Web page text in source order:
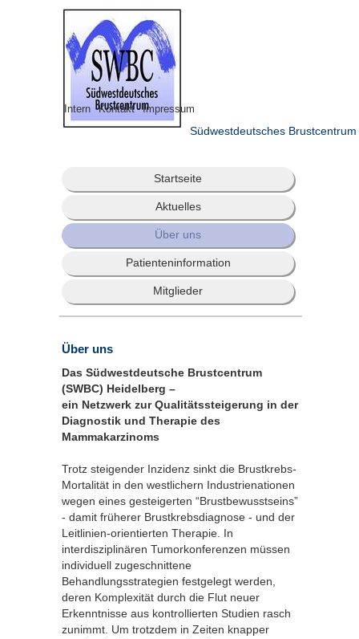
Intern Kontakt Impressum
Südwestdeutsches Brustcentrum
Startseite
Aktuelles
Über uns
Patienteninformation
Mitglieder
Über uns
Das Südwestdeutsche Brustcentrum
(SWBC) Heidelberg –
ein Netzwerk zur Qualitätssteigerung in der
Diagnostik und Therapie des
Mammakarzinoms
Trotz steigender Inzidenz sinkt die Brustkrebs-
Mortalität in den westlichern Industrienationen
wegen eines gesteigerten “Brustbewusstseins”
- damit früherer Brustkrebsdiagnose - und der
Leitlinien-orientierten Therapie. In
interdisziplinären Tumorkonferenzen müssen
individuell zugeschnittene
Behandlungsstrategien festgelegt werden,
deren Komplexität durch die Flut neuer
Erkenntnisse aus kontrollierten Studien rasch
zunimmt. Um trotzdem in Zeiten knapper